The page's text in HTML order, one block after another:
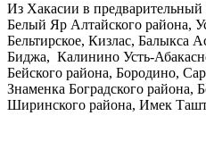
Из Хакасии в предварительный
Белый Яр Алтайского района,
Бельтирское, Кизлас, Балыкса
Биджа, Калинино Усть-
Бейского района, Бородино,
Знаменка Боградского
Ширинского района, Имек